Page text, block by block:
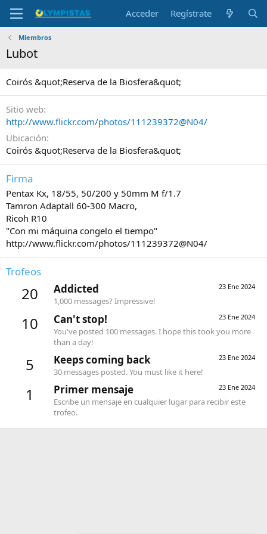
Acceder Regístrate
Miembros
Lubot
Coirós &quot;Reserva de la Biosfera&quot;
Sitio web
http://www.flickr.com/photos/111239372@N04/
Ubicación
Coirós &quot;Reserva de la Biosfera&quot;
Firma
Pentax Kx, 18/55, 50/200 y 50mm M f/1.7
Tamron Adaptall 60-300 Macro,
Ricoh R10
"Con mi máquina congelo el tiempo"
http://www.flickr.com/photos/111239372@N04/
Trofeos
20 23 Ene 2024
Addicted
1,000 messages? Impressive!
10 23 Ene 2024
Can't stop!
You've posted 100 messages. I hope this took you more
than a day!
5 23 Ene 2024
Keeps coming back
30 messages posted. You must like it here!
1 23 Ene 2024
Primer mensaje
Escribe un mensaje en cualquier lugar para recibir este
trofeo.